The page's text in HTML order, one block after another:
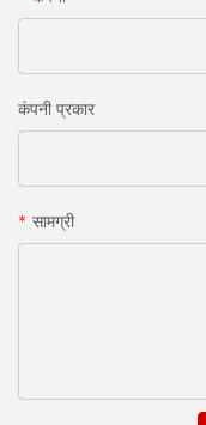
कंपनी प्रकार
सामग्री